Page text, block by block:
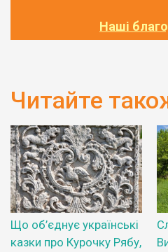
Наші
Читайте
Що об’єднує українські
казки про Курочку Рябу,